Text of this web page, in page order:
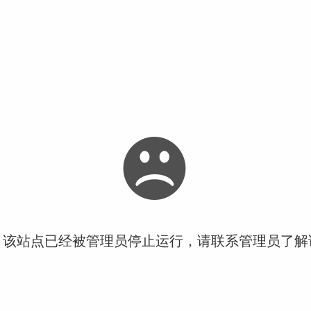
站点已经被管理员停止运行，请联系管理员了